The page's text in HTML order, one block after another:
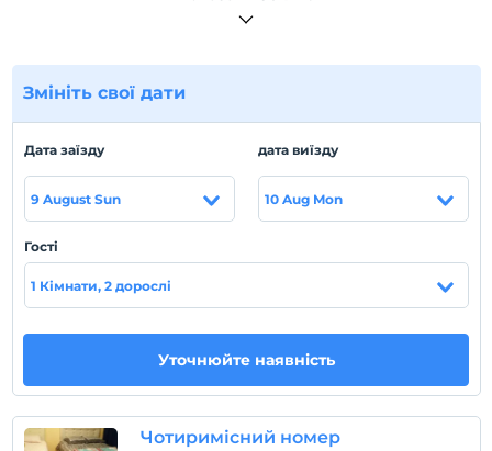
карті
Правила готелю
перевірь
En erken saat 10:00 ve sonrası
Перевірити
Останній 12:00 і раніше
Домашні тварини дозволені
куріння
кімнати для некурців
дітей
Плата за дітей віком до 2 не стягується
Кожна кімната безкоштовна для 1 дітей віком до 13
Змініть свої дати
Дата заїзду
9 August Sun
дата виїзду
10 Aug Mon
Гості
1 Кімнати, 2 дорослі
Уточнюйте наявність
Чотиримісний номер